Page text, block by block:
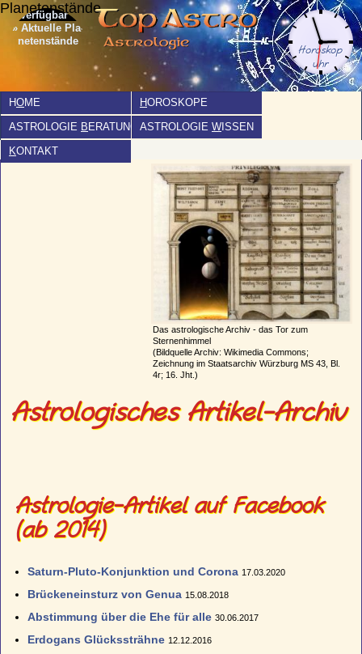
Planetenstände
» Aktuelle Pla­
netenstände
HOME HOROSKOPE
ASTROLOGIE B ERATUNG ASTROLOGIE W ISSEN
KONTAKT
Das astrologische Archiv - das Tor zum
Sternenhimmel
(Bildquelle Archiv: Wikimedia Commons;
Zeichnung im Staatsarchiv Würzburg MS 43, Bl.
4r; 16. Jht.)
Astrologisches Artikel-Archiv
Astrologie-Artikel auf Facebook
(ab 2014)
Saturn-Pluto-Konjunktion und Corona 17.03.2020
Brückeneinsturz von Genua 15.08.2018
Abstimmung über die Ehe für alle 30.06.2017
Erdogans Glückssträhne 12.12.2016